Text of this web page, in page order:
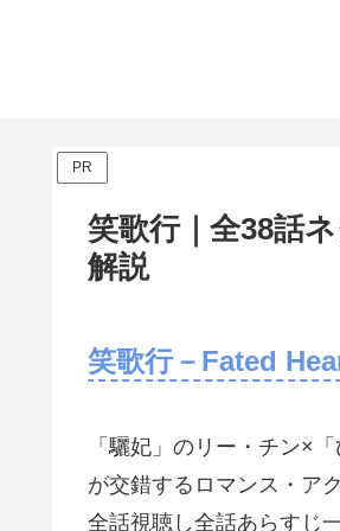
PR
笑歌行｜全38話
解説
笑歌行－Fated
「驪妃」のリー・チン×
が交錯するロマンス・ア
全話視聴し全話あらすじ